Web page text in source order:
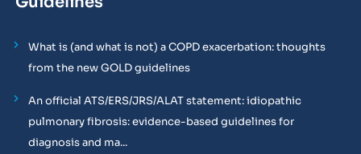
What is (and what is not) a COPD exacerbation: thoughts
from the new GOLD guidelines
An official ATS/ERS/JRS/ALAT statement: idiopathic
pulmonary fibrosis: evidence-based guidelines for
diagnosis and ma...